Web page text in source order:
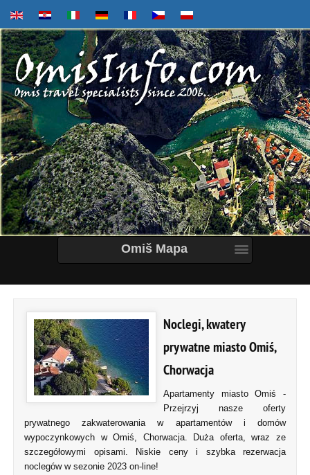
Omiš Mapa
Noclegi, kwatery
prywatne miasto Omiś,
Chorwacja
Apartamenty miasto Omiś -
Przejrzyj nasze oferty
prywatnego zakwaterowania w apartamentów i domów
wypoczynkowych w Omiś, Chorwacja. Duża oferta, wraz ze
szczegółowymi opisami. Niskie ceny i szybka rezerwacja
noclegów w sezonie 2023 on-line!